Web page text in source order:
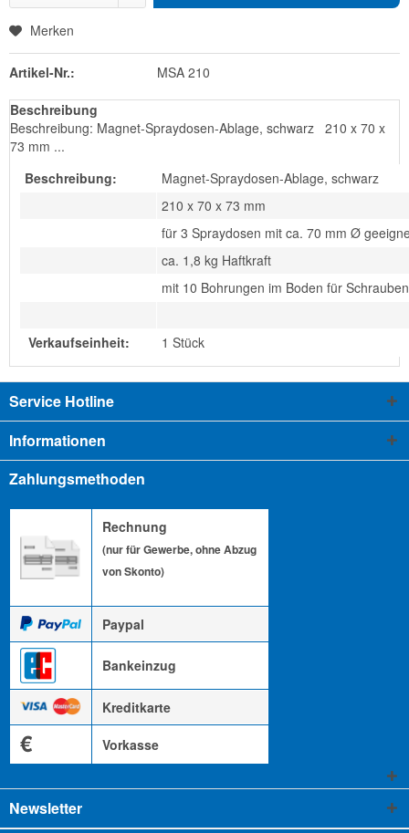
Merken
Artikel-Nr.: MSA 210
Beschreibung
Beschreibung: Magnet-Spraydosen-Ablage, schwarz 210 x 70 x
73 mm ...
Beschreibung:
Magnet-Spraydosen-Ablage, schwarz
210 x 70 x 73 mm
für 3 Spraydosen mit ca. 70 mm Ø
ca. 1,8 kg Haftkraft
mit 10 Bohrungen im Boden für
Verkaufseinheit: 1 Stück
Service Hotline
Informationen
Zahlungsmethoden
Rechnung
(nur für Gewerbe, ohne Abzug
von Skonto)
Paypal
Bankeinzug
Kreditkarte
€ Vorkasse
Newsletter